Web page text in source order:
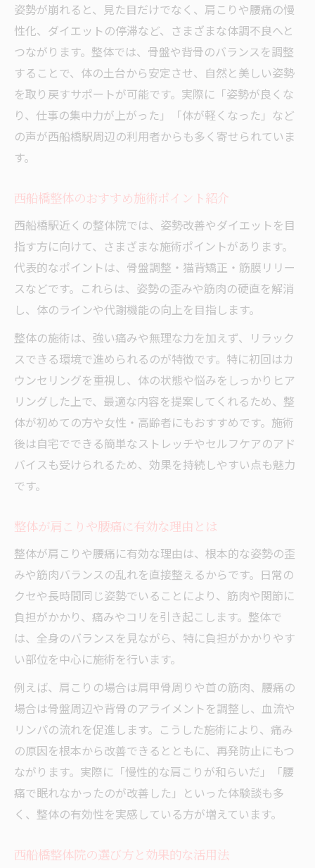
骨格調整で変わる体質作りのポイント
整体による骨格調整で体質改善を実現
骨盤矯正がもたらす美容と健康への効果
整体施術で姿勢美人を目指す生活習慣
骨格バランス改善がダイエットに効く理由
整体院での体質チェックとアドバイス活用
整体が初めての方におすすめの選び方
整体院選びで注目すべき通いやすさの基準
健康美を叶える整体施術の継続ポイント
整体院の口コミや体験談を活かす方法
整体が支える日常セルフケアと再発予防
法
整体院のアドバイスを日常に活かすコツ
正しい姿勢維持のセルフケアテクニック紹
整体施術後のストレッチや運動の重要性
再発しない体作りに整体ができること
姿勢が崩れると、見た目だけでなく、肩こりや腰痛の慢
性化、ダイエットの停滞など、さまざまな体調不良へと
つながります。整体では、骨盤や背骨のバランスを調整
することで、体の土台から安定させ、自然と美しい姿勢
を取り戻すサポートが可能です。実際に「姿勢が良くな
り、仕事の集中力が上がった」「体が軽くなった」など
の声が西船橋駅周辺の利用者からも多く寄せられていま
す。
西船橋整体のおすすめ施術ポイント紹介
西船橋駅近くの整体院では、姿勢改善やダイエットを目
指す方に向けて、さまざまな施術ポイントがあります。
代表的なポイントは、骨盤調整・猫背矯正・筋膜リリー
スなどです。これらは、姿勢の歪みや筋肉の硬直を解消
し、体のラインや代謝機能の向上を目指します。
整体の施術は、強い痛みや無理な力を加えず、リラック
スできる環境で進められるのが特徴です。特に初回はカ
ウンセリングを重視し、体の状態や悩みをしっかりヒア
リングした上で、最適な内容を提案してくれるため、整
体が初めての方や女性・高齢者にもおすすめです。施術
後は自宅でできる簡単なストレッチやセルフケアのアド
バイスも受けられるため、効果を持続しやすい点も魅力
です。
整体が肩こりや腰痛に有効な理由とは
整体が肩こりや腰痛に有効な理由は、根本的な姿勢の歪
みや筋肉バランスの乱れを直接整えるからです。日常の
クセや長時間同じ姿勢でいることにより、筋肉や関節に
負担がかかり、痛みやコリを引き起こします。整体で
は、全身のバランスを見ながら、特に負担がかかりやす
い部位を中心に施術を行います。
例えば、肩こりの場合は肩甲骨周りや首の筋肉、腰痛の
場合は骨盤周辺や背骨のアライメントを調整し、血流や
リンパの流れを促進します。こうした施術により、痛み
の原因を根本から改善できるとともに、再発防止にもつ
ながります。実際に「慢性的な肩こりが和らいだ」「腰
痛で眠れなかったのが改善した」といった体験談も多
く、整体の有効性を実感している方が増えています。
西船橋整体院の選び方と効果的な活用法